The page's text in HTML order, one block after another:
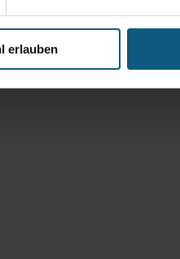
erlauben